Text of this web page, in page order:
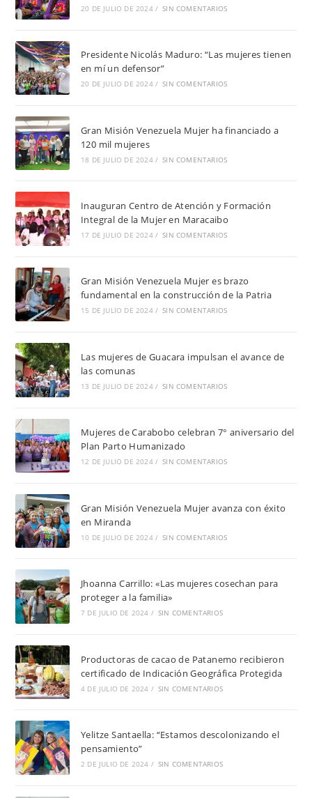
20 DE JULIO DE 2024 / SIN COMENTARIOS
Presidente Nicolás Maduro: “Las mujeres tienen
en mí un defensor”
20 DE JULIO DE 2024 / SIN COMENTARIOS
Gran Misión Venezuela Mujer ha financiado a
120 mil mujeres
18 DE JULIO DE 2024 / SIN COMENTARIOS
Inauguran Centro de Atención y Formación
Integral de la Mujer en Maracaibo
17 DE JULIO DE 2024 / SIN COMENTARIOS
Gran Misión Venezuela Mujer es brazo
fundamental en la construcción de la Patria
15 DE JULIO DE 2024 / SIN COMENTARIOS
Las mujeres de Guacara impulsan el avance de
las comunas
13 DE JULIO DE 2024 / SIN COMENTARIOS
Mujeres de Carabobo celebran 7° aniversario del
Plan Parto Humanizado
12 DE JULIO DE 2024 / SIN COMENTARIOS
Gran Misión Venezuela Mujer avanza con éxito
en Miranda
10 DE JULIO DE 2024 / SIN COMENTARIOS
Jhoanna Carrillo: «Las mujeres cosechan para
proteger a la familia»
7 DE JULIO DE 2024 / SIN COMENTARIOS
Productoras de cacao de Patanemo recibieron
certificado de Indicación Geográfica Protegida
4 DE JULIO DE 2024 / SIN COMENTARIOS
Yelitze Santaella: “Estamos descolonizando el
pensamiento”
2 DE JULIO DE 2024 / SIN COMENTARIOS